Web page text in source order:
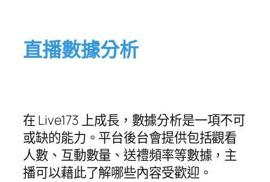
直播數據分析
在 Live173 上成長，數據分析是一項不可
或缺的能力。平台後台會提供包括觀看
人數、互動數量、送禮頻率等數據，主
播可以藉此了解哪些內容受歡迎。